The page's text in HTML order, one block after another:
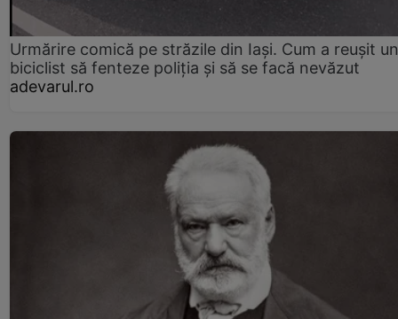
Urmărire comică pe străzile din Iași. Cum a reușit un
biciclist să fenteze poliția și să se facă nevăzut
adevarul.ro